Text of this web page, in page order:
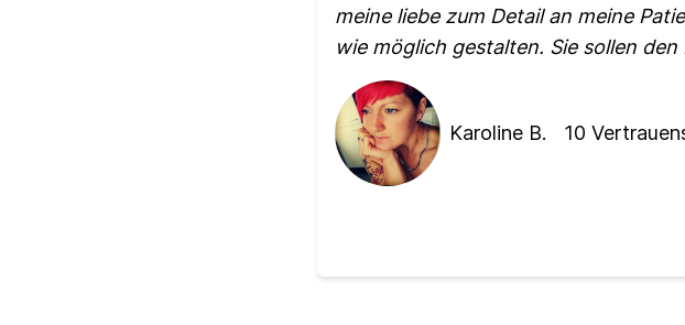
meine liebe zum Detail an meine
wie möglich gestalten. Sie sollen
Karoline B. 10